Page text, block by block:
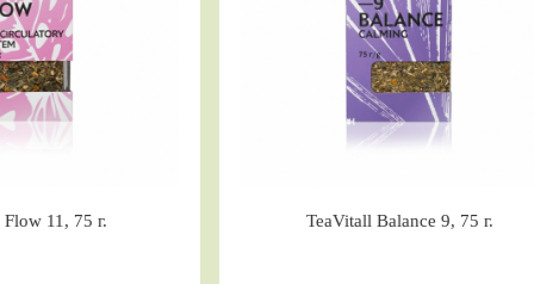
Чайный напиток TeaVitall Anyday